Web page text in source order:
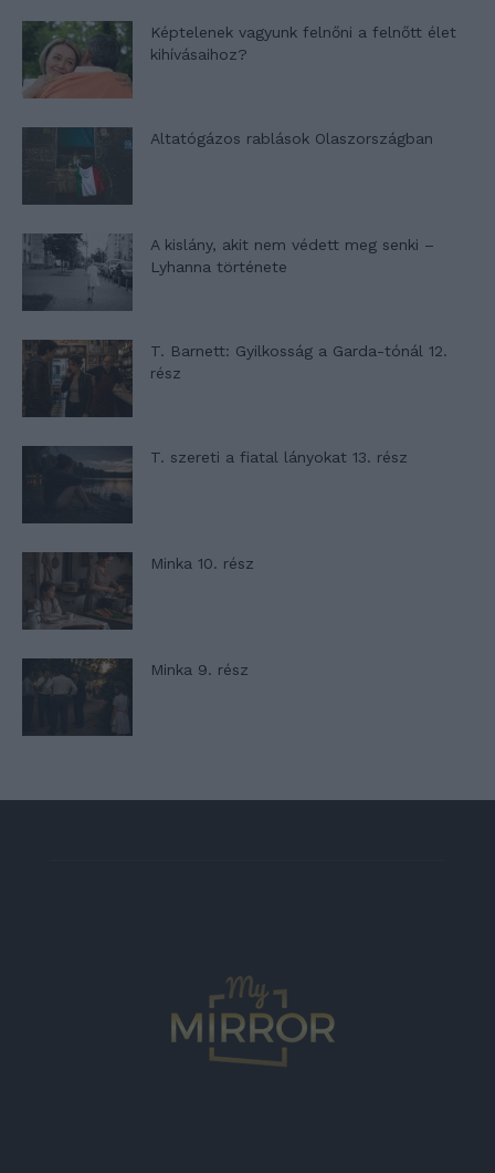
Képtelenek vagyunk felnőni a felnőtt élet
kihívásaihoz?
Altatógázos rablások Olaszországban
A kislány, akit nem védett meg senki –
Lyhanna története
T. Barnett: Gyilkosság a Garda-tónál 12.
rész
T. szereti a fiatal lányokat 13. rész
Minka 10. rész
Minka 9. rész